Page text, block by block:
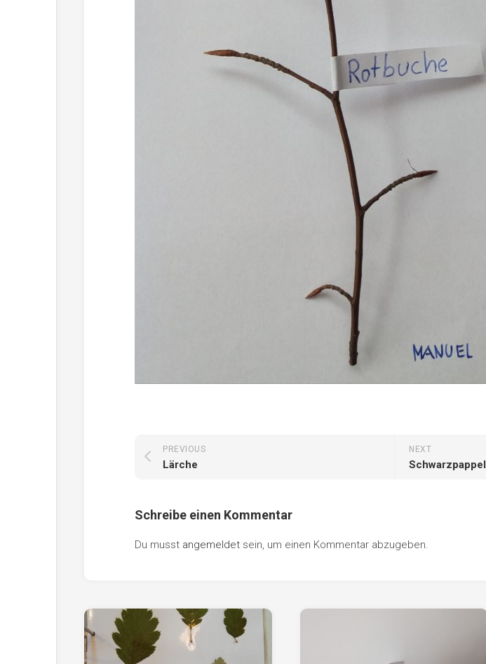
Tanne
Tulpenbaum
Weißdorn
NEXT
Schwarzpappel
PREVIOUS
Lärche
Schreibe einen Kommentar
Du musst angemeldet sein, um einen Kommentar abzugeben.